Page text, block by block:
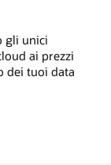
gli unici
ai prezzi
dei tuoi data